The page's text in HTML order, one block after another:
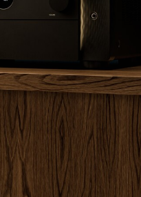
intégré avec 100 W et
AU PANIER